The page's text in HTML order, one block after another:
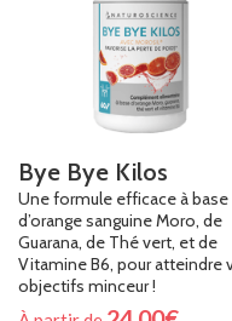
Bye Bye Kilos
Une formule efficace à base
d’orange sanguine Moro, de
Guarana, de Thé vert, et de
Vitamine B6, pour atteindre
objectifs minceur !